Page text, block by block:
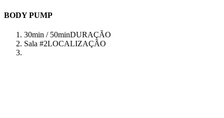
BODY PUMP
30min / 50minDURAÇÃO
Sala #2LOCALIZAÇÃO